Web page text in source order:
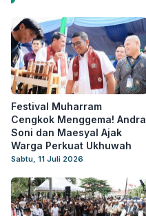
Festival Muharram
Cengkok Menggema! Andra
Soni dan Maesyal Ajak
Warga Perkuat Ukhuwah
Sabtu, 11 Juli 2026